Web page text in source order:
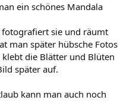
ein schönes Mandala
fotografiert sie und räumt
man später hübsche Fotos
die Blätter und Blüten
später auf.
kann man auch noch